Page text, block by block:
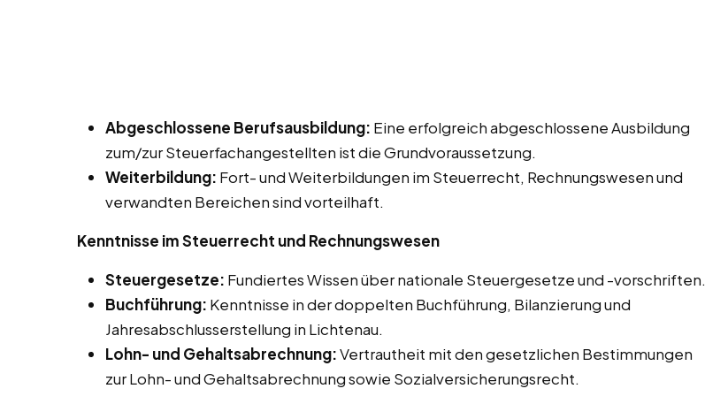
Abgeschlossene Berufsausbildung: Eine erfolgreich abgeschlossene Ausbildung
zum/zur Steuerfachangestellten ist die Grundvoraussetzung.
Weiterbildung: Fort- und Weiterbildungen im Steuerrecht, Rechnungswesen und
verwandten Bereichen sind vorteilhaft.
Kenntnisse im Steuerrecht und Rechnungswesen
Steuergesetze: Fundiertes Wissen über nationale Steuergesetze und -vorschriften.
Buchführung: Kenntnisse in der doppelten Buchführung, Bilanzierung und
Jahresabschlusserstellung in Lichtenau.
Lohn- und Gehaltsabrechnung:Vertrautheit mit den gesetzlichen Bestimmungen
zur Lohn- und Gehaltsabrechnung sowie Sozialversicherungsrecht.